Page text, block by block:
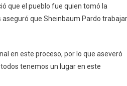
que el pueblo fue quien tomó la
que Sheinbaum Pardo
en este proceso, por lo que aseveró
tenemos un lugar en este